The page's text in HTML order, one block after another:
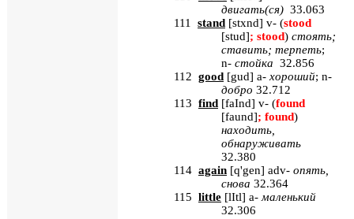
двигать(ся) 33.063
111 stand [stxnd] v- (stood
[stud]; stood) стоять;
ставить; терпеть;
n- стойка 32.856
112 good [gud] a- хороший; n-
добро 32.712
113 find [faInd] v- (found
[faund]; found)
находить,
обнаруживать
32.380
114 again [q'gen] adv- опять
снова 32.364
115 little [lItl] a- маленький
32.306